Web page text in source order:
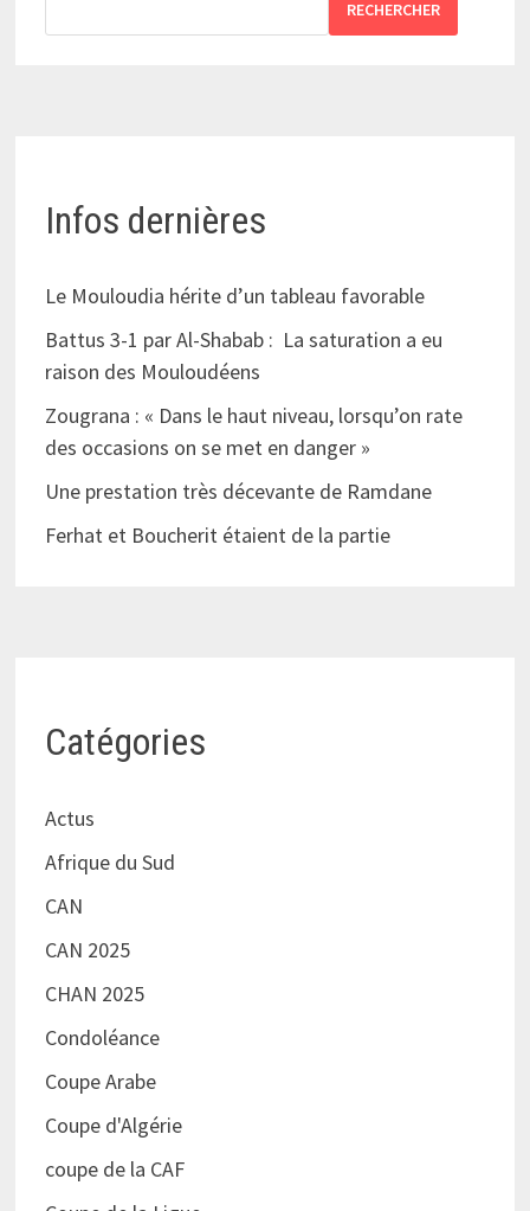
RECHERCHER
Infos dernières
Le Mouloudia hérite d’un tableau favorable
Battus 3-1 par Al-Shabab : La saturation a eu
raison des Mouloudéens
Zougrana : « Dans le haut niveau, lorsqu’on rate
des occasions on se met en danger »
Une prestation très décevante de Ramdane
Ferhat et Boucherit étaient de la partie
Catégories
Actus
Afrique du Sud
CAN
CAN 2025
CHAN 2025
Condoléance
Coupe Arabe
Coupe d'Algérie
coupe de la CAF